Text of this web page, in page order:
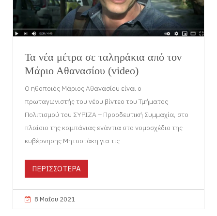
Τα νέα μέτρα σε ταληράκια από τον
Μάριο Αθανασίου (video)
Ο ηθοποιός Μάριος Αθανασίου είναι ο
πρωταγωνιστής του νέου βίντεο του Τμήματος
Πολιτισμού του ΣΥΡΙΖΑ – Προοδευτική Συμμαχία, στο
πλαίσιο της καμπάνιας ενάντια στο νομοσχέδιο της
κυβέρνησης Μητσοτάκη για τις
ΠΕΡΙΣΣΟΤΕΡΑ
8 Μαΐου 2021